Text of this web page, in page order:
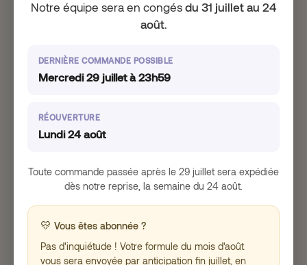
un état de détente et améliorer la qualité du
sommeil. La musique relaxante peut aider à
Il est important de choisir des morceaux qui ont
un tempo lent et des mélodies douces et
bruits de la nature, comme le bruit des vagues ou
le chant des oiseaux, pour créer une ambiance
Il est également recommandé de limiter
votre ordinateur avant de dormir, car la lumière
Notre équipe sera en congés du 31 juillet au 24
août.
DERNIÈRE COMMANDE POSSIBLE
Mercredi 29 juillet à 23h59
RÉOUVERTURE
Lundi 24 août
Toute commande passée après le 29 juillet sera expédiée
dès notre reprise, la semaine du 24 août.
💛 Vous êtes abonnée ?
Pas d'inquiétude ! Votre formule du mois d'août
vous sera envoyée par anticipation fin juillet, en